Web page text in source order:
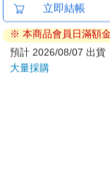
【KINYO】Penna系
列-輕量高效導熱不沾
平煎鍋30cm
56 折 特價 999 元
加入購物車